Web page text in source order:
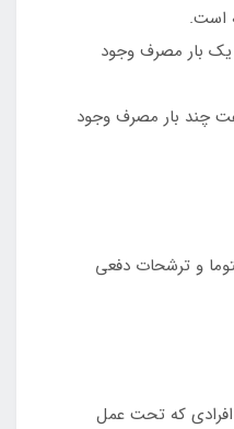
نرم یک بار مصرف وجود
چند بار مصرف وجود
و ترشحات دفعی
که تحت عمل